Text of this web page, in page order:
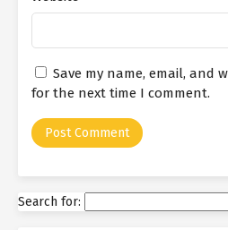
akan dilamar. Dadaku
mengentikan langkahku saat ini
mataku. Dia menghapus Air
Sambungnya.
mengecup keningku, dan
Aku memang tak bisa menebak takdir
Save my name, email, and
for the next time I comment.
Search for: